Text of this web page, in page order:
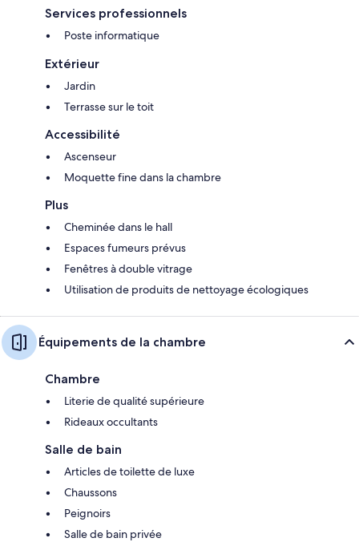
Services professionnels
Poste informatique
Extérieur
Jardin
Terrasse sur le toit
Accessibilité
Ascenseur
Moquette fine dans la chambre
Plus
Cheminée dans le hall
Espaces fumeurs prévus
Fenêtres à double vitrage
Utilisation de produits de nettoyage écologiques
Équipements de la chambre
Chambre
Literie de qualité supérieure
Rideaux occultants
Salle de bain
Articles de toilette de luxe
Chaussons
Peignoirs
Salle de bain privée